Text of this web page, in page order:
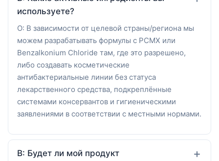
используете?
О: В зависимости от целевой страны/региона мы
можем разрабатывать формулы с PCMX или
Benzalkonium Chloride там, где это разрешено,
либо создавать косметические
антибактериальные линии без статуса
лекарственного средства, подкреплённые
системами консервантов и гигиеническими
заявлениями в соответствии с местными нормами.
В: Будет ли мой продукт